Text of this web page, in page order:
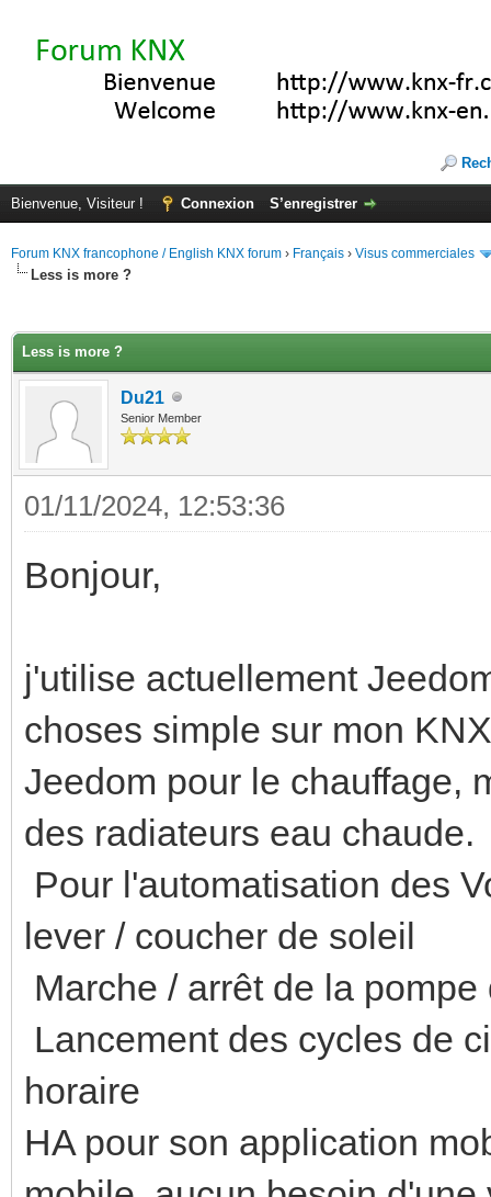
Bienvenue, Visiteur ! Connexion S’enregistrer
Forum KNX francophone / English KNX forum › Français › Visus commerciales
Less is more ?
Less is more ?
Du21
Senior Member
01/11/2024, 12:53:36
Bonjour,
j'utilise actuellement
choses simple sur mon
Jeedom pour le chauffage,
des radiateurs eau chaude.
Pour l'automatisation des
lever / coucher de soleil
Marche / arrêt de la
Lancement des cycles de
horaire
HA pour son application